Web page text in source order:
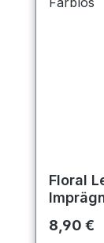
Floral
8,90 €